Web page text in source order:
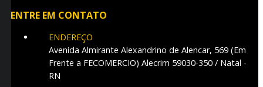
ENTRE EM CONTATO
ENDEREÇO
Avenida Almirante Alexandrino de Alencar, 569 (Em
Frente a FECOMERCIO) Alecrim 59030-350 / Natal -
RN